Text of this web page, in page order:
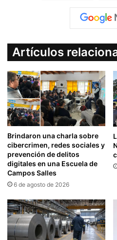
Artículos
Brindaron una charla sobre
cibercrimen, redes sociales y
prevención de delitos
digitales en una Escuela de
Campos Salles
6 de agosto de 2026